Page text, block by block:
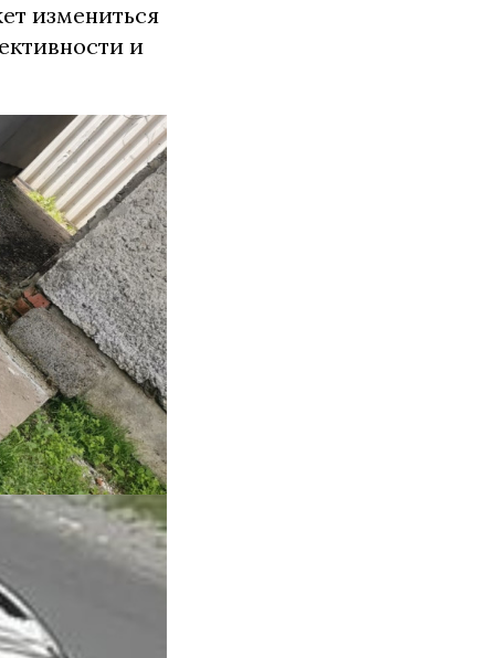
измениться
и